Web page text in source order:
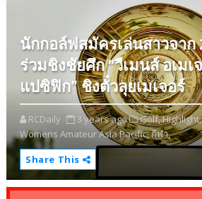
นักกอล์ฟสมัครเล่นสาวจาก
ร่วมชิงชัยศึก “วีเมนส์ อเมเ
แปซิฟิก” ชิงตั๋วลุยเมเจอร์
RCDaily 3 years ago Golf,Highlight,
Womens Amateur Asia Pacific,กีฬา,
Share This